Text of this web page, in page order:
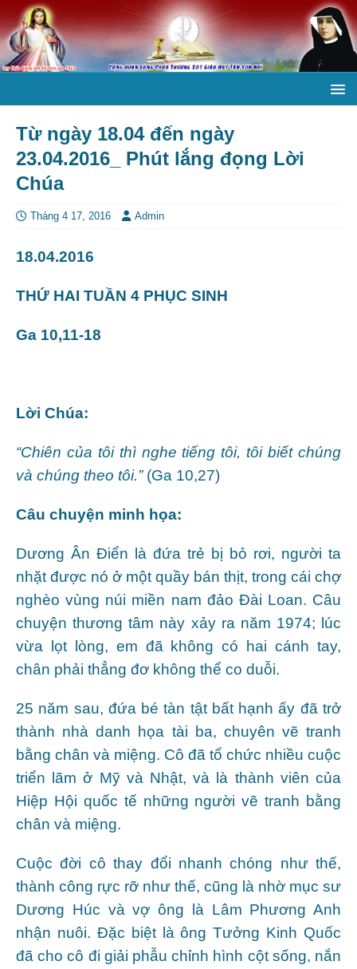
Từ ngày 18.04 đến ngày
23.04.2016_ Phút lắng đọng Lời
Chúa
Tháng 4 17, 2016 Admin
18.04.2016
THỨ HAI TUẦN 4 PHỤC SINH
Ga 10,11-18
Lời Chúa:
“Chiên của tôi thì nghe tiếng tôi, tôi biết chúng
và chúng theo tôi.” (Ga 10,27)
Câu chuyện minh họa:
Dương Ân Điển là đứa trẻ bị bỏ rơi, người ta
nhặt được nó ở một quầy bán thịt, trong cái chợ
nghèo vùng núi miền nam đảo Đài Loan. Câu
chuyện thương tâm này xảy ra năm 1974; lúc
vừa lọt lòng, em đã không có hai cánh tay,
chân phải thẳng đơ không thể co duỗi.
25 năm sau, đứa bé tàn tật bất hạnh ấy đã trở
thành nhà danh họa tài ba, chuyên vẽ tranh
bằng chân và miệng. Cô đã tổ chức nhiều cuộc
triển lãm ở Mỹ và Nhật, và là thành viên của
Hiệp Hội quốc tế những người vẽ tranh bằng
chân và miệng.
Cuộc đời cô thay đổi nhanh chóng như thế,
thành công rực rỡ như thế, cũng là nhờ mục sư
Dương Húc và vợ ông là Lâm Phương Anh
nhận nuôi. Đặc biệt là ông Tưởng Kinh Quốc
đã cho cô đi giải phẫu chỉnh hình cột sống, nắn